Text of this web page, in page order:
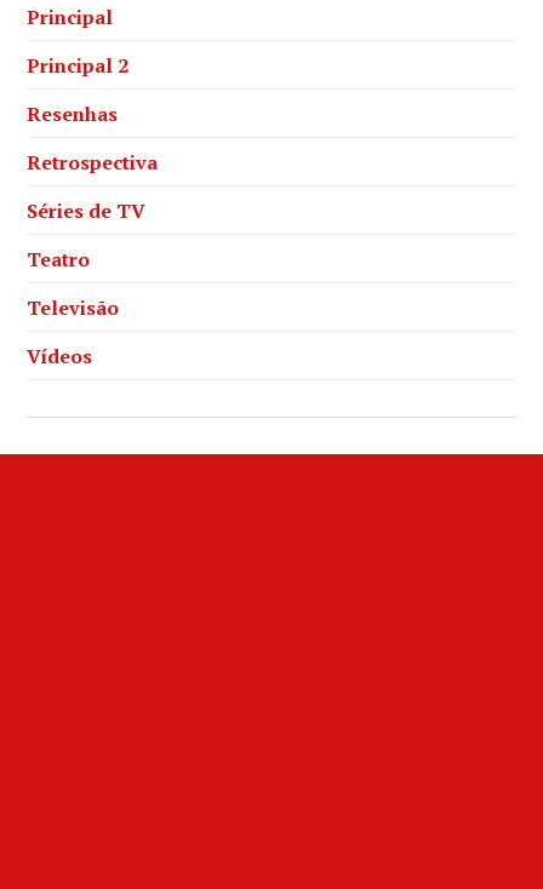
Principal
Principal 2
Resenhas
Retrospectiva
Séries de TV
Teatro
Televisão
Vídeos